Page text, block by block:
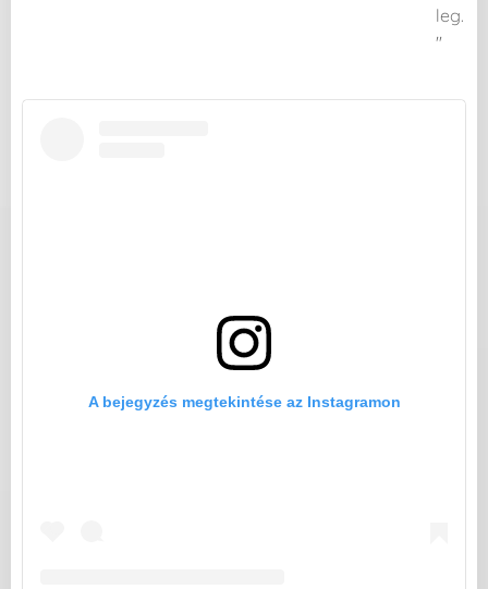
leg.
"
A bejegyzés megtekintése az Instagramon